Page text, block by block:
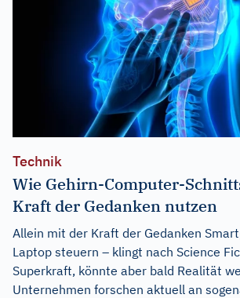
Technik
Wie Gehirn-Computer-
Kraft der Gedanken nutzen
Allein mit der Kraft der Gedanken
Laptop steuern – klingt nach Science
Superkraft, könnte aber bald Realität
Unternehmen forschen aktuell an